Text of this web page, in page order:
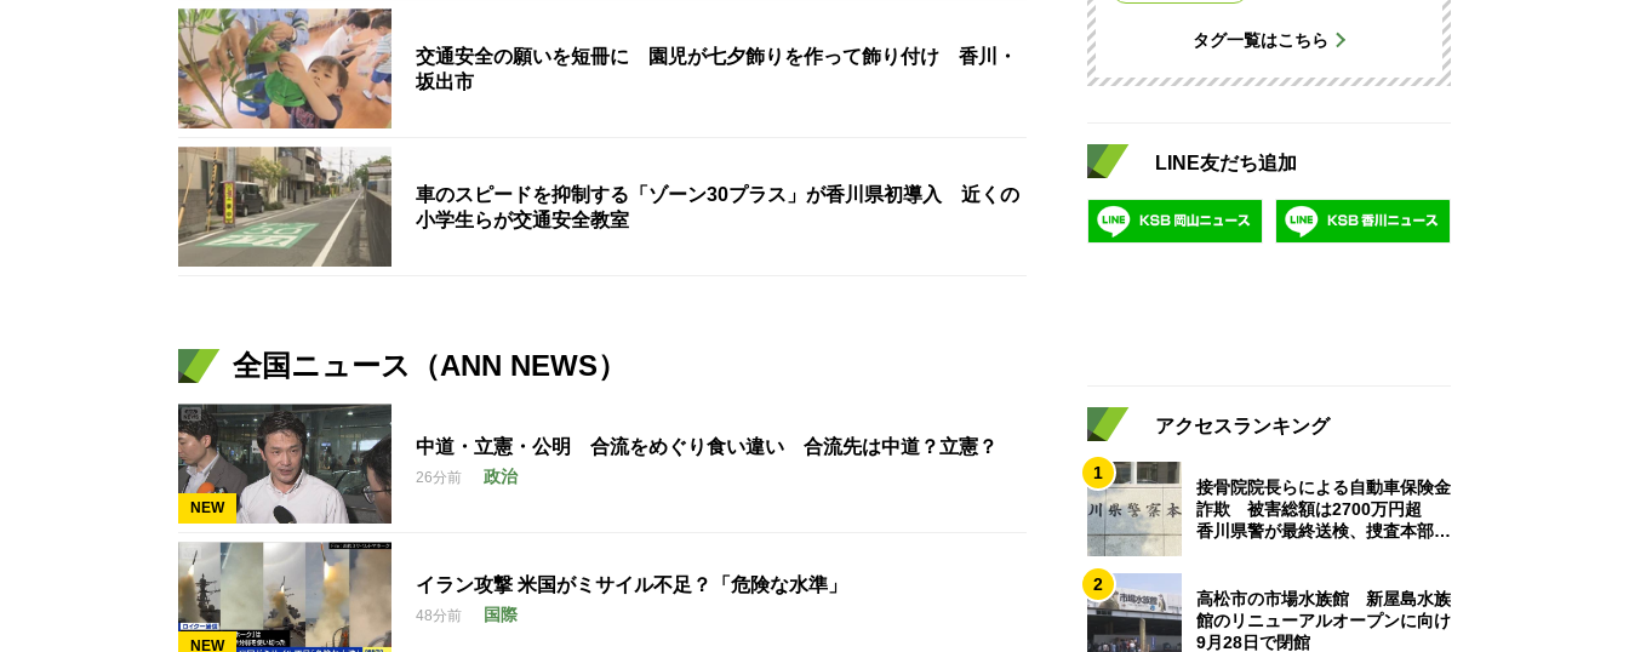
交通安全の願いを短冊に 園児が七夕飾りを作って飾り付け 香川・
坂出市
車のスピードを抑制する「ゾーン30プラス」が香川県初導入 近くの
小学生らが交通安全教室
全国ニュース（ANN NEWS）
NEW
中道・立憲・公明 合流をめぐり食い違い 合流先は中道？立憲？
26分前 政治
NEW
イラン攻撃 米国がミサイル不足？「危険な水準」
48分前 国際
タグ一覧はこちら
LINE友だち追加
アクセスランキング
1
接骨院院長らによる自動車保険金
詐欺 被害総額は2700万円超
香川県警が最終送検、捜査本部解
2
高松市の市場水族館 新屋島水族
館のリニューアルオープンに向け
9月28日で閉館